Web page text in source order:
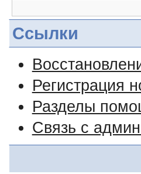
Ссылки
Регистрация
Разделы
Связь с